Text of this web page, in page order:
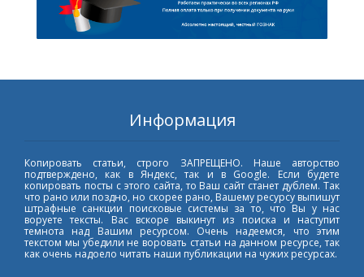
Информация
Копировать статьи, строго ЗАПРЕЩЕНО. Наше авторство
подтверждено, как в Яндекс, так и в Google. Если будете
копировать посты с этого сайта, то Ваш сайт станет дублем. Так
что рано или поздно, но скорее рано, Вашему ресурсу выпишут
штрафные санкции поисковые системы за то, что Вы у нас
воруете тексты. Вас вскоре выкинут из поиска и наступит
темнота над Вашим ресурсом. Очень надеемся, что этим
текстом мы убедили не воровать статьи на данном ресурсе, так
как очень надоело читать наши публикации на чужих ресурсах.